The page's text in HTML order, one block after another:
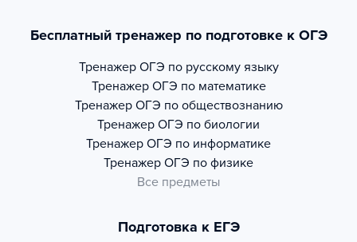
Бесплатный тренажер по подготовке к ОГЭ
Тренажер ОГЭ по русскому языку
Тренажер ОГЭ по математике
Тренажер ОГЭ по обществознанию
Тренажер ОГЭ по биологии
Тренажер ОГЭ по информатике
Тренажер ОГЭ по физике
Все предметы
Подготовка к ЕГЭ